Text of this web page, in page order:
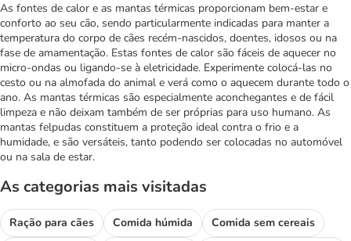
As fontes de calor e as mantas térmicas proporcionam bem-estar e
conforto ao seu cão, sendo particularmente indicadas para manter a
temperatura do corpo de cães recém-nascidos, doentes, idosos ou na
fase de amamentação. Estas fontes de calor são fáceis de aquecer no
micro-ondas ou ligando-se à eletricidade. Experimente colocá-las no
cesto ou na almofada do animal e verá como o aquecem durante todo o
ano. As mantas térmicas são especialmente aconchegantes e de fácil
limpeza e não deixam também de ser próprias para uso humano. As
mantas felpudas constituem a proteção ideal contra o frio e a
humidade, e são versáteis, tanto podendo ser colocadas no automóvel
ou na sala de estar.
As categorias mais visitadas
Ração para cães Comida húmida
Comida sem cereais